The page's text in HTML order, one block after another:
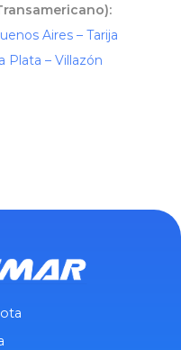
Aires – Tarija
Plata – Villazón